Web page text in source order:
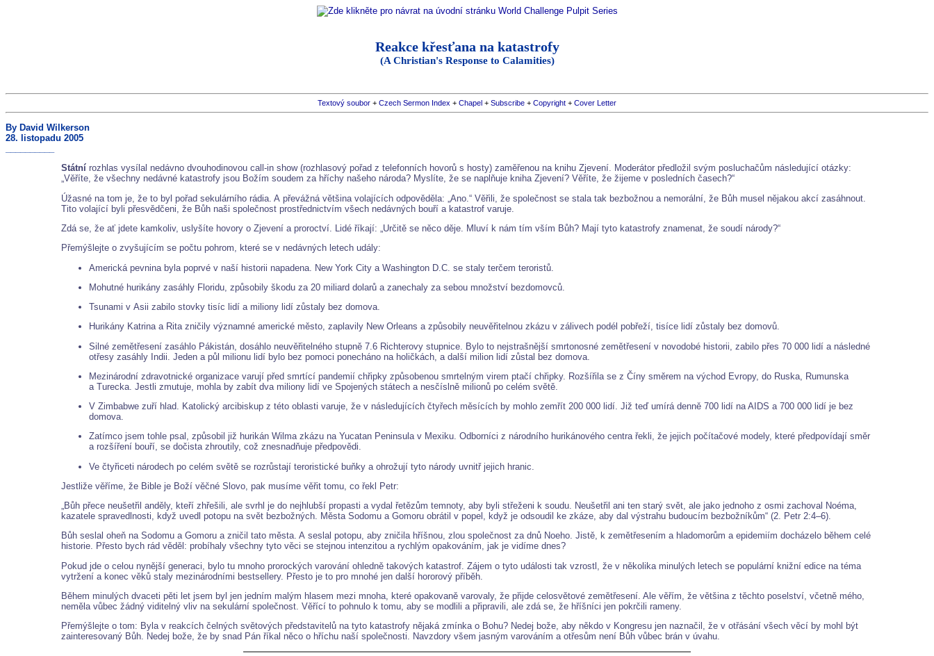
Reakce křesťana na katastrofy
(A Christian's Response to Calamities)
Textový soubor + Czech Sermon Index + Chapel + Subscribe + Copyright + Cover Letter
By David Wilkerson
28. listopadu 2005
Státní rozhlas vysílal nedávno dvouhodinovou call-in show (rozhlasový pořad z telefonních hovorů s hosty) zaměřenou na knihu Zjevení. Moderátor předložil svým posluchačům následující otázky:
„Věříte, že všechny nedávné katastrofy jsou Božím soudem za hříchy našeho národa? Myslíte, že se naplňuje kniha Zjevení? Věříte, že žijeme v posledních časech?“
Úžasné na tom je, že to byl pořad sekulárního rádia. A převážná většina volajících odpověděla: „Ano.“ Věřili, že společnost se stala tak bezbožnou a nemorální, že Bůh musel nějakou akcí zasáhnout.
Tito volající byli přesvědčeni, že Bůh naši společnost prostřednictvím všech nedávných bouří a katastrof varuje.
Zdá se, že ať jdete kamkoliv, uslyšíte hovory o Zjevení a proroctví. Lidé říkají: „Určitě se něco děje. Mluví k nám tím vším Bůh? Mají tyto katastrofy znamenat, že soudí národy?“
Přemýšlejte o zvyšujícím se počtu pohrom, které se v nedávných letech udály:
Americká pevnina byla poprvé v naší historii napadena. New York City a Washington D.C. se staly terčem teroristů.
Mohutné hurikány zasáhly Floridu, způsobily škodu za 20 miliard dolarů a zanechaly za sebou množství bezdomovců.
Tsunami v Asii zabilo stovky tisíc lidí a miliony lidí zůstaly bez domova.
Hurikány Katrina a Rita zničily významné americké město, zaplavily New Orleans a způsobily neuvěřitelnou zkázu v zálivech podél pobřeží, tisíce lidí zůstaly bez domovů.
Silné zemětřesení zasáhlo Pákistán, dosáhlo neuvěřitelného stupně 7.6 Richterovy stupnice. Bylo to nejstrašnější smrtonosné zemětřesení v novodobé historii, zabilo přes 70 000 lidí a následné
otřesy zasáhly Indii. Jeden a půl milionu lidí bylo bez pomoci ponecháno na holičkách, a další milion lidí zůstal bez domova.
Mezinárodní zdravotnické organizace varují před smrtící pandemií chřipky způsobenou smrtelným virem ptačí chřipky. Rozšířila se z Číny směrem na východ Evropy, do Ruska, Rumunska
a Turecka. Jestli zmutuje, mohla by zabít dva miliony lidí ve Spojených státech a nesčíslně milionů po celém světě.
V Zimbabwe zuří hlad. Katolický arcibiskup z této oblasti varuje, že v následujících čtyřech měsících by mohlo zemřít 200 000 lidí. Již teď umírá denně 700 lidí na AIDS a 700 000 lidí je bez
domova.
Zatímco jsem tohle psal, způsobil již hurikán Wilma zkázu na Yucatan Peninsula v Mexiku. Odborníci z národního hurikánového centra řekli, že jejich počítačové modely, které předpovídají směr
a rozšíření bouří, se dočista zhroutily, což znesnadňuje předpovědi.
Ve čtyřiceti národech po celém světě se rozrůstají teroristické buňky a ohrožují tyto národy uvnitř jejich hranic.
Jestliže věříme, že Bible je Boží věčné Slovo, pak musíme věřit tomu, co řekl Petr:
„Bůh přece neušetřil anděly, kteří zhřešili, ale svrhl je do nejhlubší propasti a vydal řetězům temnoty, aby byli střeženi k soudu. Neušetřil ani ten starý svět, ale jako jednoho z osmi zachoval Noéma,
kazatele spravedlnosti, když uvedl potopu na svět bezbožných. Města Sodomu a Gomoru obrátil v popel, když je odsoudil ke zkáze, aby dal výstrahu budoucím bezbožníkům“ (2. Petr 2:4–6).
Bůh seslal oheň na Sodomu a Gomoru a zničil tato města. A seslal potopu, aby zničila hříšnou, zlou společnost za dnů Noeho. Jistě, k zemětřesením a hladomorům a epidemiím docházelo během celé
historie. Přesto bych rád věděl: probíhaly všechny tyto věci se stejnou intenzitou a rychlým opakováním, jak je vidíme dnes?
Pokud jde o celou nynější generaci, bylo tu mnoho prorockých varování ohledně takových katastrof. Zájem o tyto události tak vzrostl, že v několika minulých letech se populární knižní edice na téma
vytržení a konec věků staly mezinárodními bestsellery. Přesto je to pro mnohé jen další hororový příběh.
Během minulých dvaceti pěti let jsem byl jen jedním malým hlasem mezi mnoha, které opakovaně varovaly, že přijde celosvětové zemětřesení. Ale věřím, že většina z těchto poselství, včetně mého,
neměla vůbec žádný viditelný vliv na sekulární společnost. Věřící to pohnulo k tomu, aby se modlili a připravili, ale zdá se, že hříšníci jen pokrčili rameny.
Přemýšlejte o tom: Byla v reakcích čelných světových představitelů na tyto katastrofy nějaká zmínka o Bohu? Nedej bože, aby někdo v Kongresu jen naznačil, že v otřásání všech věcí by mohl být
zainteresovaný Bůh. Nedej bože, že by snad Pán říkal něco o hříchu naší společnosti. Navzdory všem jasným varováním a otřesům není Bůh vůbec brán v úvahu.